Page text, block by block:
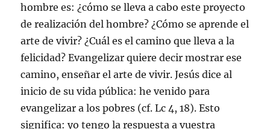
hombre es: ¿cómo se lleva a cabo este proyecto
de realización del hombre? ¿Cómo se aprende el
arte de vivir? ¿Cuál es el camino que lleva a la
felicidad? Evangelizar quiere decir mostrar ese
camino, enseñar el arte de vivir. Jesús dice al
inicio de su vida pública: he venido para
evangelizar a los pobres (cf. Lc 4, 18). Esto
significa: yo tengo la respuesta a vuestra